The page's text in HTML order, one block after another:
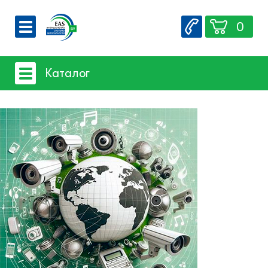
О компании
Вакансии
Контакты
0
Каталог
Системы видеонаблюдения
Системы защиты товаров от краж
Счетчики посетителей
Защита товара на стеллажах
- Базовое оборудование защиты
- Защита мобильной электроники